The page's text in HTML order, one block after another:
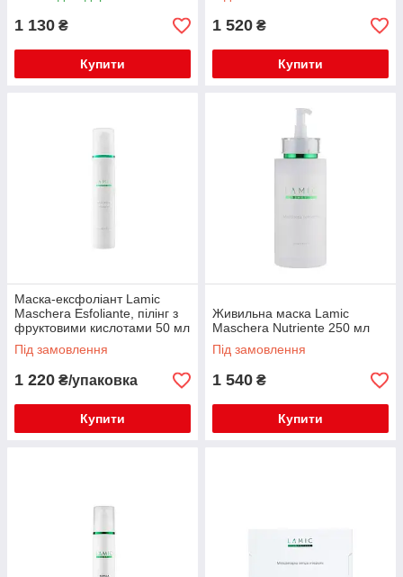
1 130 ₴
Купити
1 520 ₴
Купити
Маска-ексфоліант Lamic
Maschera Esfoliante, пілінг з
фруктовими кислотами 50 мл
Під замовлення
1 220 ₴/упаковка
Купити
Живильна маска Lamic
Maschera Nutriente 250 мл
Під замовлення
1 540 ₴
Купити